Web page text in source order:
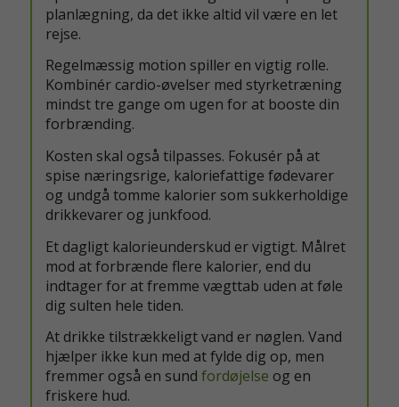
planlægning, da det ikke altid vil være en let
rejse.
Regelmæssig motion spiller en vigtig rolle.
Kombinér cardio-øvelser med styrketræning
mindst tre gange om ugen for at booste din
forbrænding.
Kosten skal også tilpasses. Fokusér på at
spise næringsrige, kaloriefattige fødevarer
og undgå tomme kalorier som sukkerholdige
drikkevarer og junkfood.
Et dagligt kalorieunderskud er vigtigt. Målret
mod at forbrænde flere kalorier, end du
indtager for at fremme vægttab uden at føle
dig sulten hele tiden.
At drikke tilstrækkeligt vand er nøglen. Vand
hjælper ikke kun med at fylde dig op, men
fremmer også en sund fordøjelse og en
friskere hud.